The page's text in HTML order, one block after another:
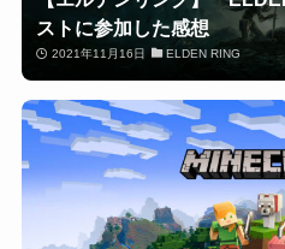
ストに参加した感想
2021年11月16日 ELDEN RING